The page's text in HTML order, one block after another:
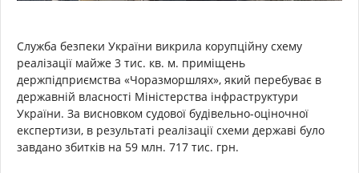
Служба безпеки України викрила корупційну схему
реалізації майже 3 тис. кв. м. приміщень
держпідприємства «Чоразморшлях», який перебуває в
державній власності Міністерства інфраструктури
України. За висновком судової будівельно-оціночної
експертизи, в результаті реалізації схеми державі було
завдано збитків на 59 млн. 717 тис. грн.